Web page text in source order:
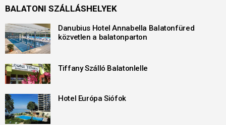
BALATONI SZÁLLÁSHELYEK
Danubius Hotel Annabella Balatonfüred
közvetlen a balatonparton
Tiffany Szálló Balatonlelle
Hotel Európa Siófok